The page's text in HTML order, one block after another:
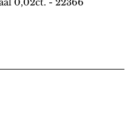
0,02ct. - 22366